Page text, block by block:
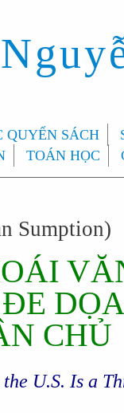
QUYỂN SÁCH
TOÁN HỌC
Sumption)
CHỦ
U.S. Is a